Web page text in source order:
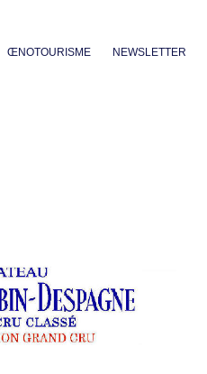
ŒNOTOURISME NEWSLETTER
Office 365